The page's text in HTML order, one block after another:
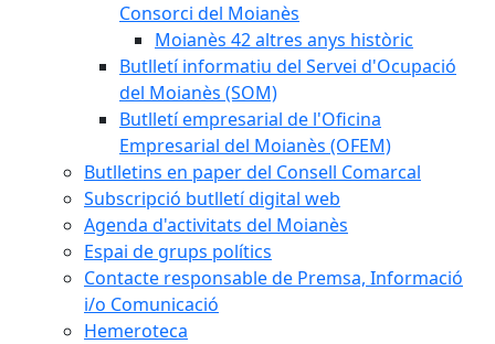
Consorci del Moianès
Moianès 42 altres anys històric
Butlletí informatiu del Servei d'Ocupació
del Moianès (SOM)
Butlletí empresarial de l'Oficina
Empresarial del Moianès (OFEM)
Butlletins en paper del Consell Comarcal
Subscripció butlletí digital web
Agenda d'activitats del Moianès
Espai de grups polítics
Contacte responsable de Premsa, Informació
i/o Comunicació
Hemeroteca